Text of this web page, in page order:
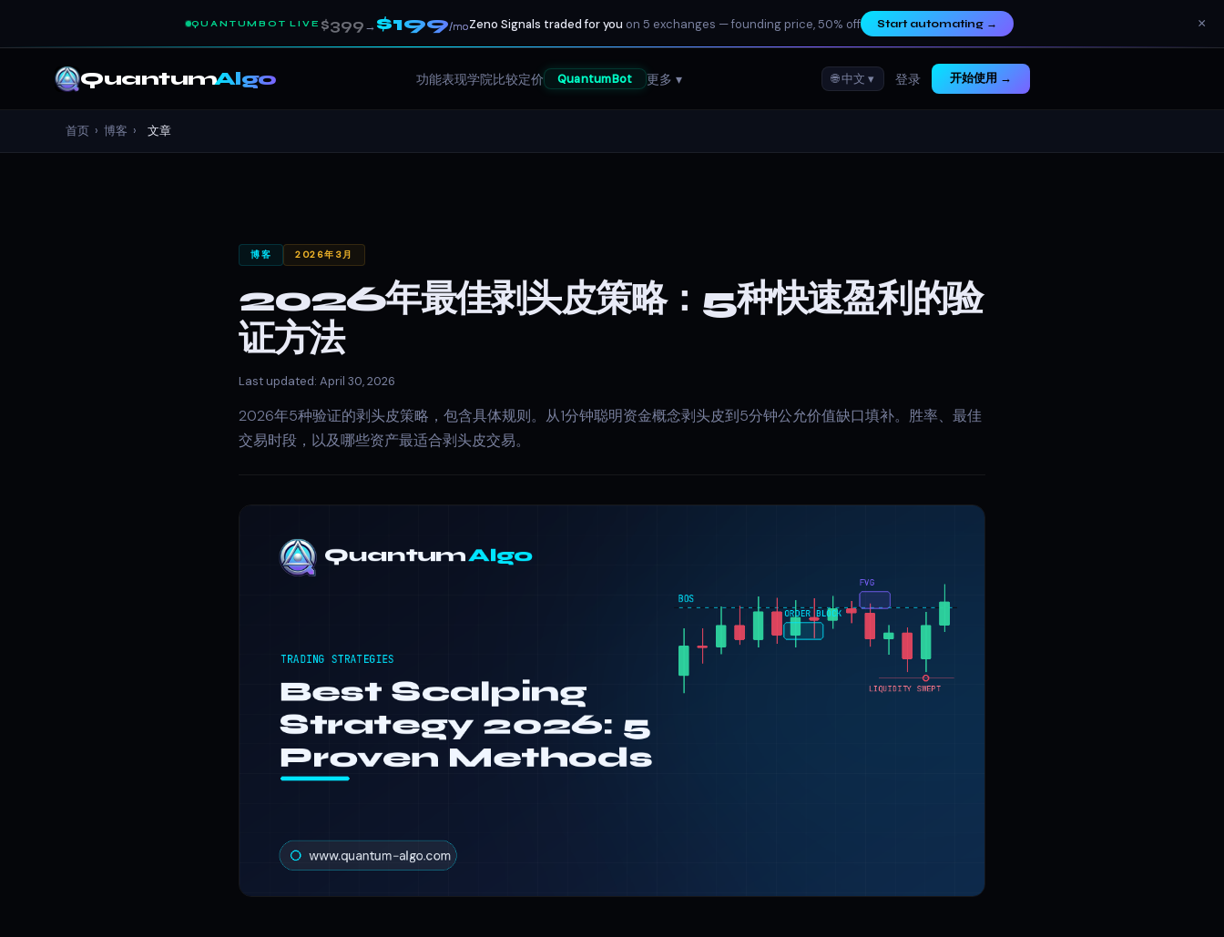
QUANTUMBOT LIVE $399→$199/moZeno Signals traded for you on 5 exchanges — founding price, 50% off Start automating→ ×
QuantumAlgo 功能表现学院比较定价 QuantumBot 更多 ▾ 🌐 中文 ▾ 登录 开始使用 →
首页 › 博客 › 文章
博客 2026年3月
2026年最佳剥头皮策略：5种快速盈利的验
证方法
Last updated: April 30, 2026
2026年5种验证的剥头皮策略，包含具体规则。从1分钟聪明资金概念剥头皮到5分钟公允价值缺口填补。胜率、最佳
交易时段，以及哪些资产最适合剥头皮交易。